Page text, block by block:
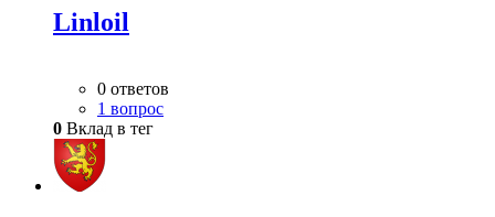
Linloil
0 ответов
1 вопрос
0 Вклад в тег